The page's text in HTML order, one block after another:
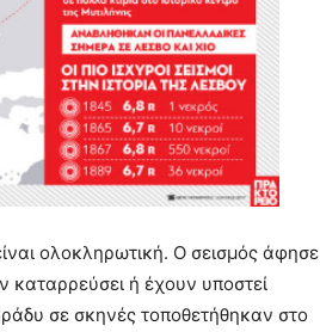
ολοκληρωτική. Ο σεισμός άφησε
καταρρεύσει ή έχουν υποστεί
σε σκηνές τοποθετήθηκαν στο